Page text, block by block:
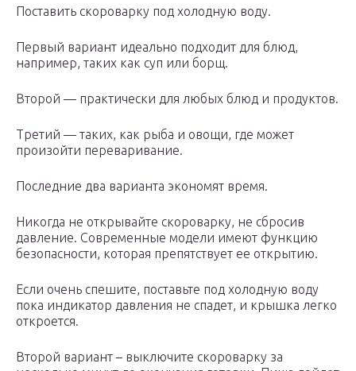
Поставить скороварку под холодную воду.
Первый вариант идеально подходит для блюд,
например, таких как суп или борщ.
Второй — практически для любых блюд и продуктов.
Третий — таких, как рыба и овощи, где может
произойти переваривание.
Последние два варианта экономят время.
Никогда не открывайте скороварку, не сбросив
давление. Современные модели имеют функцию
безопасности, которая препятствует ее открытию.
Если очень спешите, поставьте под холодную воду
пока индикатор давления не спадет, и крышка легко
откроется.
Второй вариант – выключите скороварку за